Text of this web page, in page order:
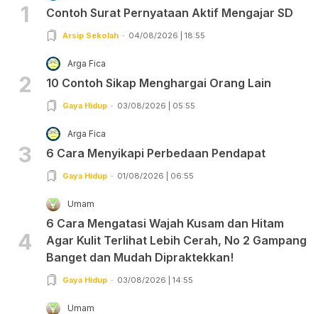
1 Contoh Surat Pernyataan Aktif Mengajar SD
Arsip Sekolah 04/08/2026 | 18:55
2
Arga Fica
10 Contoh Sikap Menghargai Orang Lain
Gaya Hidup 03/08/2026 | 05:55
3
Arga Fica
6 Cara Menyikapi Perbedaan Pendapat
Gaya Hidup 01/08/2026 | 06:55
4
Umam
6 Cara Mengatasi Wajah Kusam dan Hitam
Agar Kulit Terlihat Lebih Cerah, No 2 Gampang
Banget dan Mudah Dipraktekkan!
Gaya Hidup 03/08/2026 | 14:55
Umam